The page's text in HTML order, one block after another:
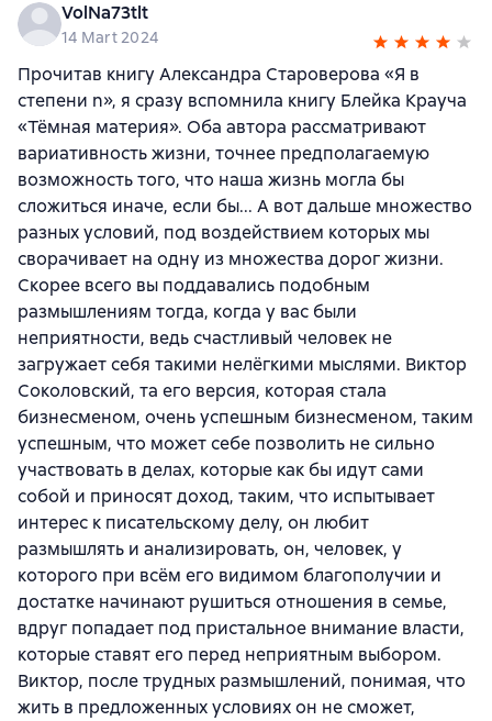
VolNa73tlt
14 Mart 2024
Прочитав книгу Александра Староверова «Я в
степени n», я сразу вспомнила книгу Блейка Крауча
«Тёмная материя». Оба автора рассматривают
вариативность жизни, точнее предполагаемую
возможность того, что наша жизнь могла бы
сложиться иначе, если бы... А вот дальше множество
разных условий, под воздействием которых мы
сворачивает на одну из множества дорог жизни.
Скорее всего вы поддавались подобным
размышлениям тогда, когда у вас были
неприятности, ведь счастливый человек не
загружает себя такими нелёгкими мыслями. Виктор
Соколовский, та его версия, которая стала
бизнесменом, очень успешным бизнесменом, таким
успешным, что может себе позволить не сильно
участвовать в делах, которые как бы идут сами
собой и приносят доход, таким, что испытывает
интерес к писательскому делу, он любит
размышлять и анализировать, он, человек, у
которого при всём его видимом благополучии и
достатке начинают рушиться отношения в семье,
вдруг попадает под пристальное внимание власти,
которые ставят его перед неприятным выбором.
Виктор, после трудных размышлений, понимая, что
жить в предложенных условиях он не сможет,